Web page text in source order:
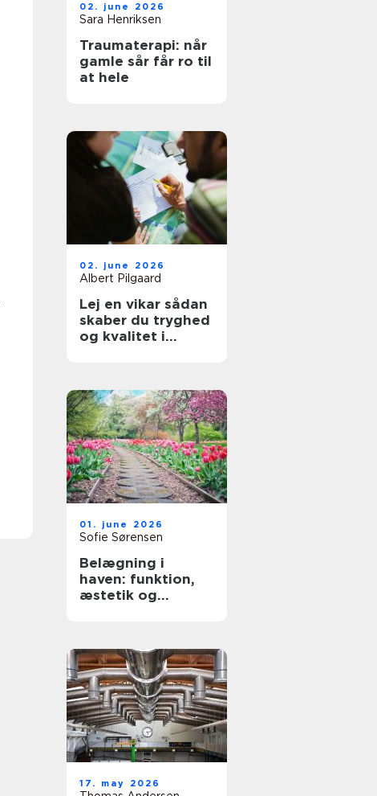
02. june 2026
Sara Henriksen
Traumaterapi: når
gamle sår får ro til
at hele
02. june 2026
Albert Pilgaard
Lej en vikar sådan
skaber du tryghed
og kvalitet i
01. june 2026
Sofie Sørensen
Belægning i
haven: funktion,
æstetik og
17. may 2026